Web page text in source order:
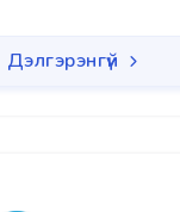
Дэлгэрэнгүй